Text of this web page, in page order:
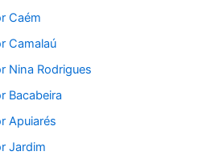
Caém
Camalaú
Nina Rodrigues
Bacabeira
Apuiarés
Jardim